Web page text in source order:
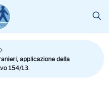
applicazione della
154/13.